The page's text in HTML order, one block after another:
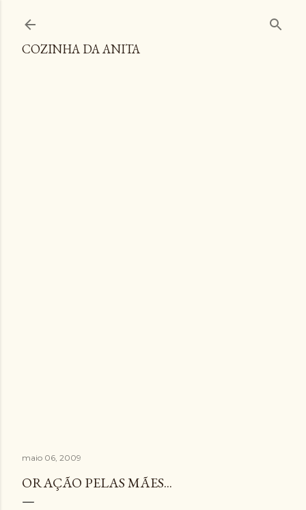
COZINHA DA ANITA
maio 06, 2009
ORAÇÃO PELAS MÃES...